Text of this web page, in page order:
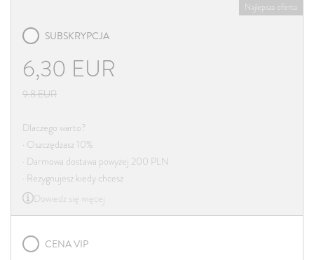
Najlepsza oferta
SUBSKRYPCJA
6,30 EUR
9.8EUR
Dlaczego warto?
· Oszczędzasz 10%
· Darmowa dostawa powyżej 200 PLN
· Rezygnujesz kiedy chcesz
Dowiedz się więcej
CENA VIP